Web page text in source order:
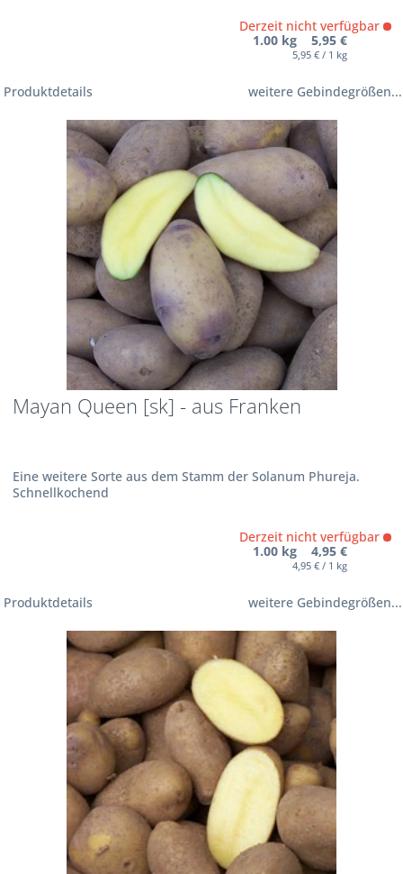
Derzeit nicht verfügbar
1.00 kg 5,95 €
5,95 € / 1 kg
Produktdetails weitere Gebindegrößen...
Mayan Queen [sk] - aus Franken
Eine weitere Sorte aus dem Stamm der Solanum Phureja.
Schnellkochend
Derzeit nicht verfügbar
1.00 kg 4,95 €
4,95 € / 1 kg
Produktdetails weitere Gebindegrößen...